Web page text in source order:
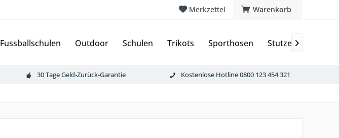
Warenkorb
Merkzettel
Fussballschulen Outdoor Schulen Trikots Sporthosen Stutzen & Schoner

30 Tage Geld-Zurück-Garantie Kostenlose Hotline 0800 123 454 321